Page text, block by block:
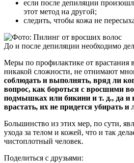
если после депиляции
этот метод на другой;
следить, чтобы кожа не
До и после депиляции необходимо
Меры по профилактике от врастания
никакой сложности, не отнимают
соблюдать и выполнять, вряд ли
вопрос, как бороться с вросшими
подмышках или бикини и т. д., да и
врастать, их не придется убирать и
Большинство из этих мер, по сути,
ухода за телом и кожей, что и так
чистоплотный человек.
Поделиться с друзьями: